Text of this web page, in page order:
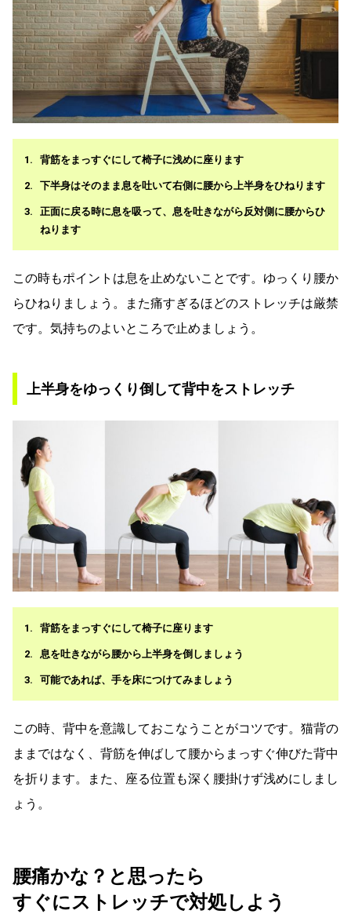
背筋をまっすぐにして椅子に浅めに座ります
下半身はそのまま息を吐いて右側に腰から上半身をひねります
正面に戻る時に息を吸って、息を吐きながら反対側に腰からひ
ねります
この時もポイントは息を止めないことです。ゆっくり腰か
らひねりましょう。また痛すぎるほどのストレッチは厳禁
です。気持ちのよいところで止めましょう。
上半身をゆっくり倒して背中をストレッチ
背筋をまっすぐにして椅子に座ります
息を吐きながら腰から上半身を倒しましょう
可能であれば、手を床につけてみましょう
この時、背中を意識しておこなうことがコツです。猫背の
ままではなく、背筋を伸ばして腰からまっすぐ伸びた背中
を折ります。また、座る位置も深く腰掛けず浅めにしまし
ょう。
腰痛かな？と思ったら
すぐにストレッチで対処しよう